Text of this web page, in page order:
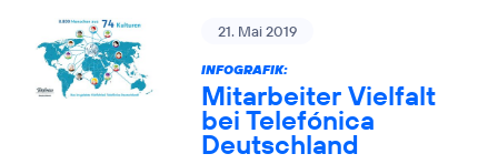
21. Mai 2019
INFOGRAFIK:
Mitarbeiter Vielfalt
bei Telefónica
Deutschland